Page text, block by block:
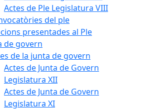
Actes de Ple Legislatura VIII
del ple
presentades al Ple
de govern
de la junta de govern
Actes de Junta de Govern
Legislatura XII
Actes de Junta de Govern
Legislatura XI